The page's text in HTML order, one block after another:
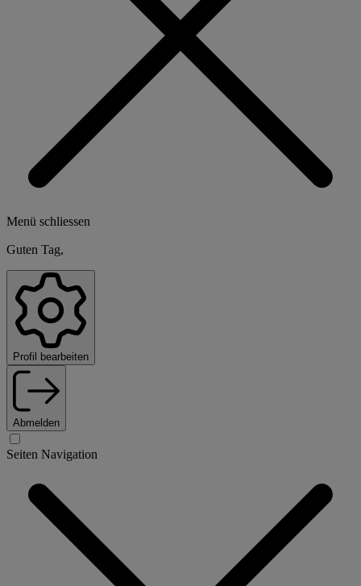
Menü schliessen
Guten Tag,
Profil bearbeiten
Abmelden
Seiten Navigation